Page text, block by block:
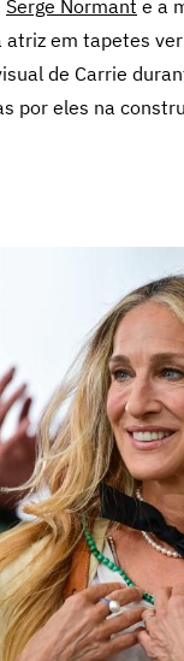
Serge Normant e a
atriz em tapetes
de Carrie
por eles na